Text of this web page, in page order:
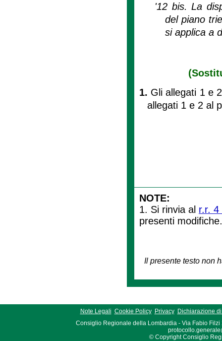
'12 bis. La
del piano
si applica a
1. Gli allegati 1 e
allegati 1 e 2 al
NOTE:
1. Si rinvia al r.r. 4
presenti
Il presente testo non
Note Legali Cookie Policy Privacy
Dichiarazione
Consiglio Regionale della Lombardia - Via Fabio Filzi
© Copyright Consiglio